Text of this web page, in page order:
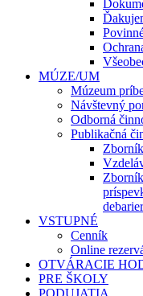
MÚZE/UM
Múzeum
Návštevný
Odborná
Publikačná
VSTUPNÉ
Cenník
Online
OTVÁRACIE
PRE ŠKOLY
PODUJATIA